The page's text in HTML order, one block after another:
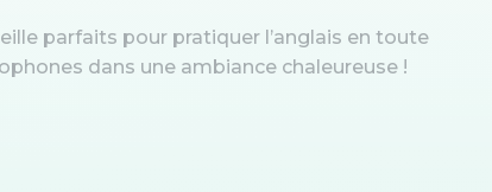
parfaits pour pratiquer l’anglais en toute
dans une ambiance chaleureuse !